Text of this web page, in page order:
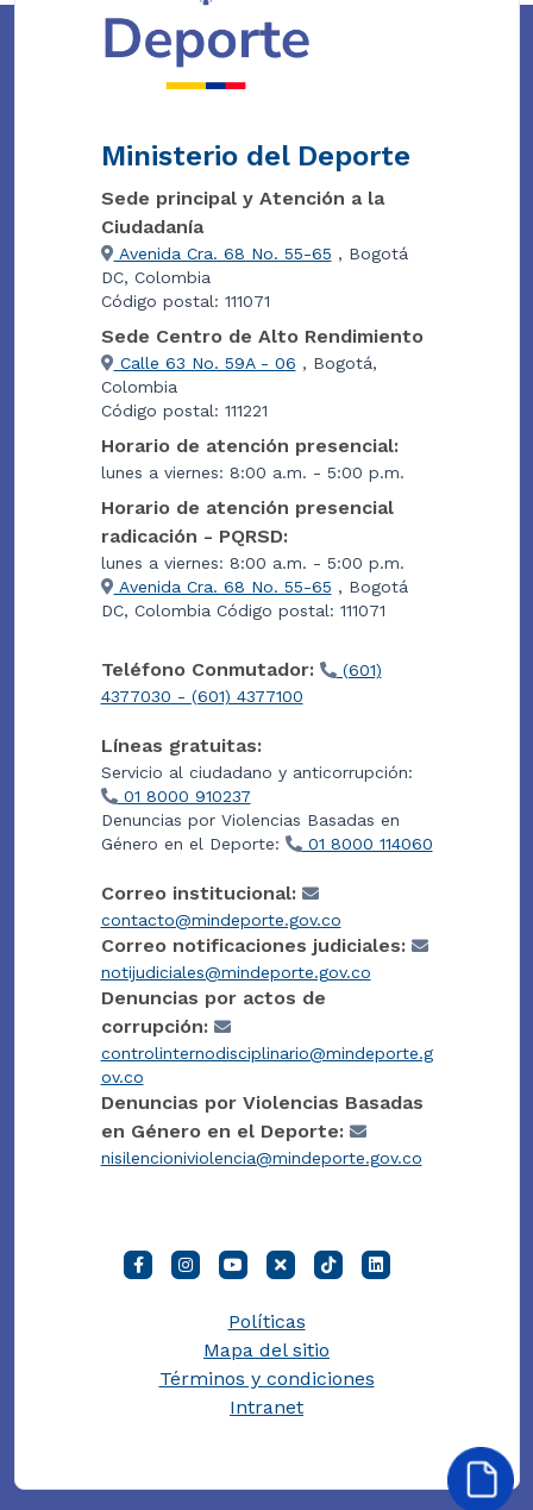
Ministerio del Deporte
Sede principal y Atención a la
Ciudadanía
Avenida Cra. 68 No. 55-65 , Bogotá
DC, Colombia
Código postal: 111071
Sede Centro de Alto Rendimiento
Calle 63 No. 59A - 06 , Bogotá,
Colombia
Código postal: 111221
Horario de atención presencial:
lunes a viernes: 8:00 a.m. - 5:00 p.m.
Horario de atención presencial
radicación - PQRSD:
lunes a viernes: 8:00 a.m. - 5:00 p.m.
Avenida Cra. 68 No. 55-65 , Bogotá
DC, Colombia Código postal: 111071
Teléfono Conmutador:
(601)
4377030 - (601) 4377100
Líneas gratuitas:
Servicio al ciudadano y anticorrupción:
01 8000 910237
Denuncias por Violencias Basadas en
Género en el Deporte:
01 8000 114060
Correo institucional:
contacto@mindeporte.gov.co
Correo notificaciones judiciales:
notijudiciales@mindeporte.gov.co
Denuncias por actos de
corrupción:
controlinternodisciplinario@mindeporte.g
ov.co
Denuncias por Violencias Basadas
en Género en el Deporte:
nisilencioniviolencia@mindeporte.gov.co
Políticas
Mapa del sitio
Términos y condiciones
Intranet